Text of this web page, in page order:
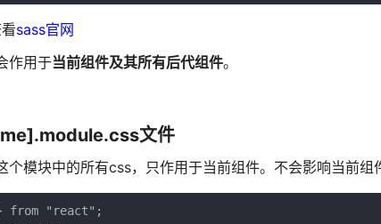
sass官网
作用于当前组件及其所有后代组件。
文件
模块中的所有css，只作用于当前组件。不会影响当前组
from "react";